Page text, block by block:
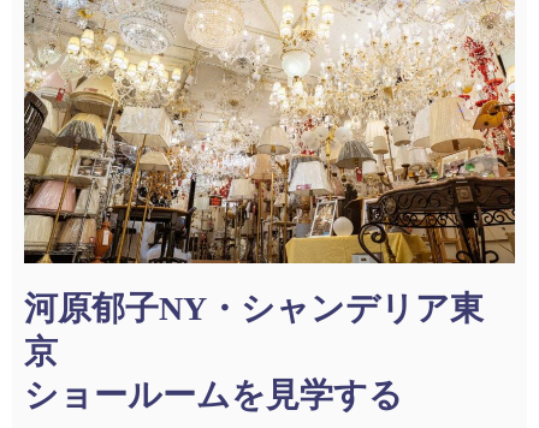
河原郁子NY・シャンデリア東
京
ショールームを見学する